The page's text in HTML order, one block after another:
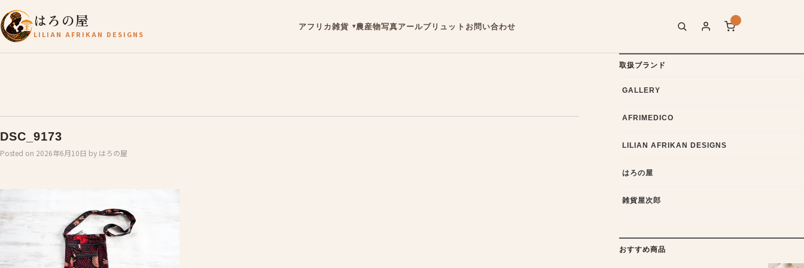
はろの屋
LILIAN AFRIKAN DESIGNS
アフリカ雑貨 農産物写真アールブリュット お問い合わせ
DSC_9173
Posted on 2026年6月10日 by はろの屋
取扱ブランド
GALLERY
AFRIMEDICO
LILIAN AFRIKAN DESIGNS
はろの屋
雑貨屋次郎
おすすめ商品